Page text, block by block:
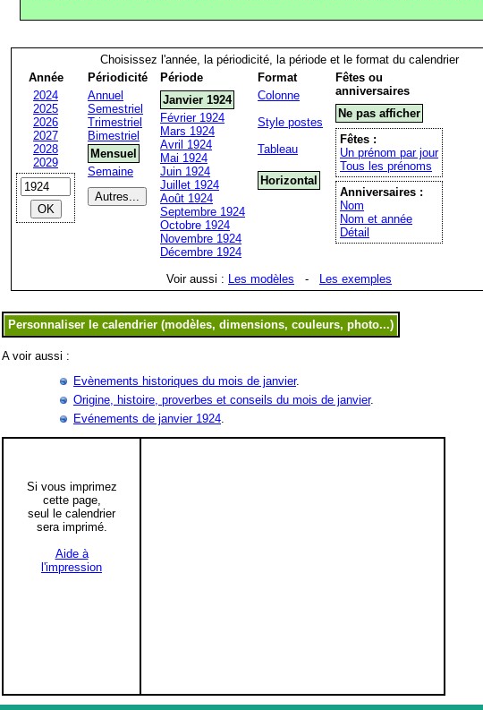
Choisissez l'année, la périodicité, la période et le format du calendrier
Année
2024
2025
2026
2027
2028
2029
Périodicité
Annuel
Semestriel
Trimestriel
Bimestriel
Mensuel
Semaine
Période
Janvier 1924
Février 1924
Mars 1924
Avril 1924
Mai 1924
Juin 1924
Juillet 1924
Août 1924
Septembre 1924
Octobre 1924
Novembre 1924
Décembre 1924
Format
Colonne
Style postes
Tableau
Horizontal
Fêtes ou
anniversaires
Ne pas afficher
Fêtes :
Un prénom par jour
Tous les prénoms
Anniversaires :
Nom
Nom et année
Détail
Voir aussi : Les modèles - Les exemples
A voir aussi :
Evènements historiques du mois de janvier.
Origine, histoire, proverbes et conseils du mois de janvier.
Evénements de janvier 1924.
Si vous imprimez
cette page,
seul le calendrier
sera imprimé.
Aide à
l'impression